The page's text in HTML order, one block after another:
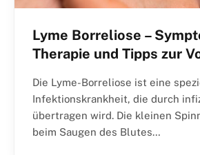
Lyme Borreliose –
Therapie und Tipps zur
Die Lyme-Borreliose ist eine
Infektionskrankheit, die durch
übertragen wird. Die kleinen
beim Saugen des Blutes…